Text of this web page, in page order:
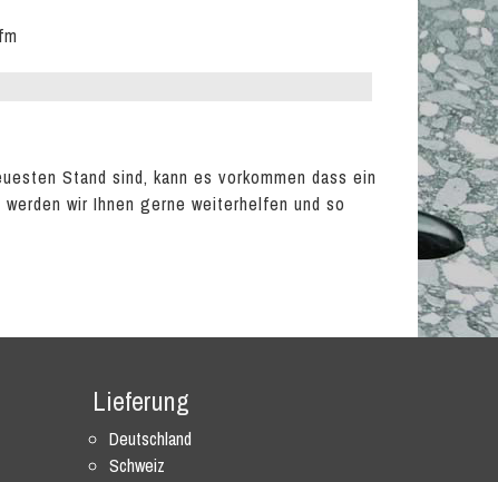
Stand sind, kann es vorkommen dass ein
wir Ihnen gerne weiterhelfen und so
Lieferung
Deutschland
Schweiz